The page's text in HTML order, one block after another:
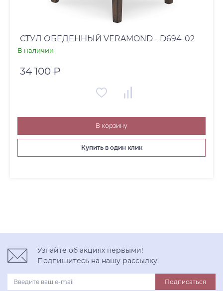
СТУЛ ОБЕДЕННЫЙ VERAMOND - D694-02
В наличии
34 100 ₽
В корзину
Купить в один клик
Узнайте об акциях первыми!
Подпишитесь на нашу рассылку.
Подписаться